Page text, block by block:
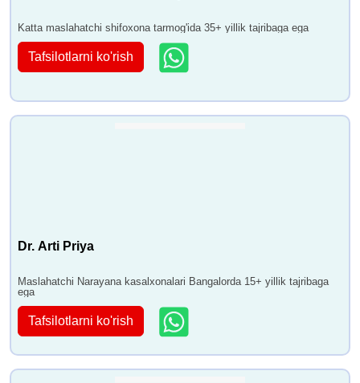
Katta maslahatchi shifoxona tarmog'ida 35+ yillik tajribaga ega
Tafsilotlarni ko'rish
Dr. Arti Priya
Maslahatchi Narayana kasalxonalari Bangalorda 15+ yillik tajribaga
ega
Tafsilotlarni ko'rish